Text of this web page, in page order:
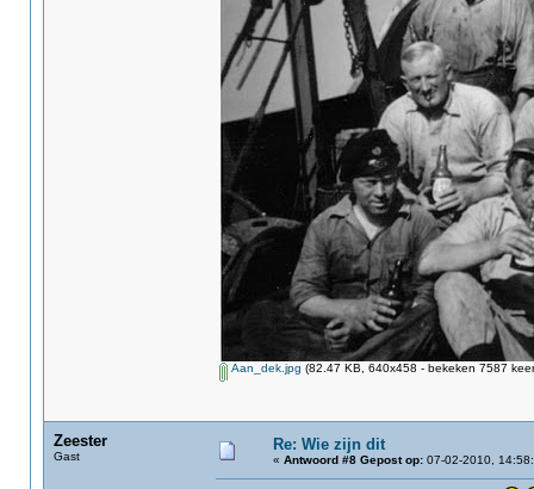
Aan_dek.jpg (82.47 KB, 640x458 - bekeken 7587
Zeester
Gast
Re: Wie zijn dit
« Antwoord #8 Gepost op:07-02-2010,